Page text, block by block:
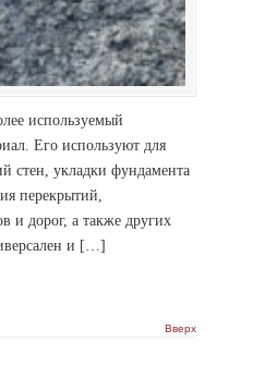
используемый
Его используют для
стен, укладки фундамента
перекрытий,
и дорог, а также других
и […]
Вверх